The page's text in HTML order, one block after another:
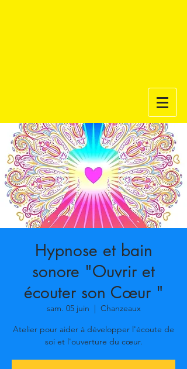
Hypnose et bain
sonore "Ouvrir et
écouter son Cœur "
sam. 05 juin
  |
Chanzeaux
Atelier pour aider à développer l'écoute de
soi et l'ouverture du cœur.